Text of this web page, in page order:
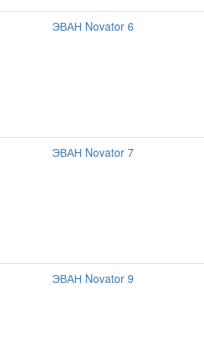
ЭВАН Novator 6
ЭВАН Novator 7
ЭВАН Novator 9